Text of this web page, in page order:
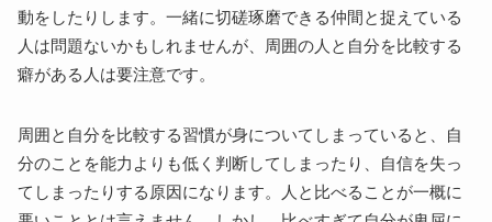
動をしたりします。一緒に切磋琢磨できる仲間と捉えている
人は問題ないかもしれませんが、周囲の人と自分を比較する
癖がある人は要注意です。
周囲と自分を比較する習慣が身についてしまっていると、自
分のことを能力よりも低く判断してしまったり、自信を失っ
てしまったりする原因になります。人と比べることが一概に